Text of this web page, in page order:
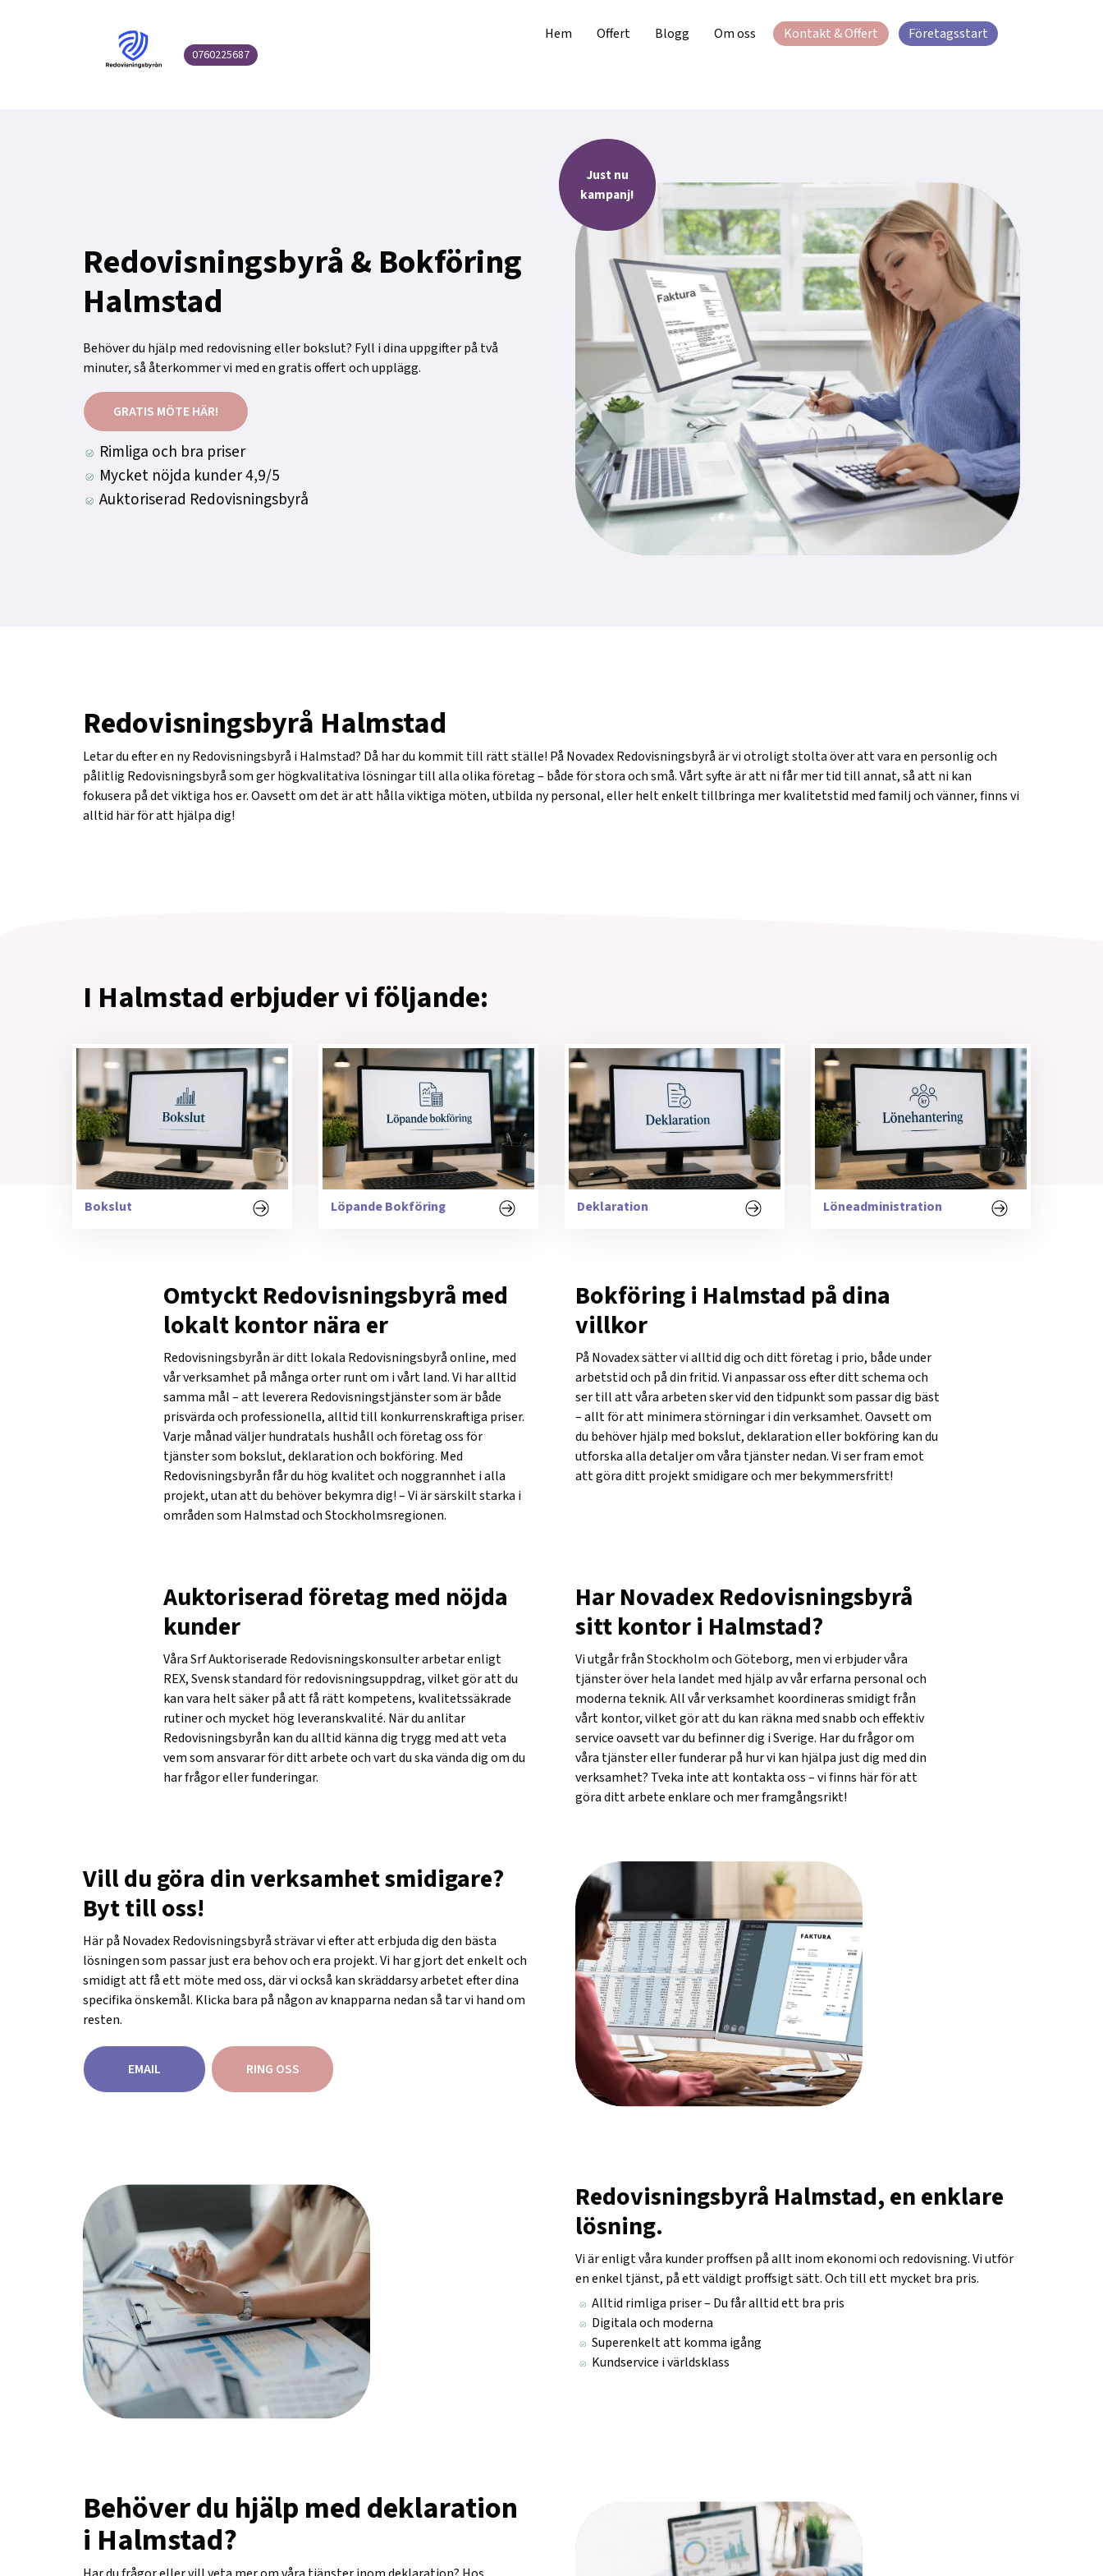
0760225687
Hem Offert Blogg Om oss Kontakt & Offert Företagsstart
Redovisningsbyrå & Bokföring
Halmstad
Behöver du hjälp med redovisning eller bokslut? Fyll i dina uppgifter på två
minuter, så återkommer vi med en gratis offert och upplägg.
GRATIS MÖTE HÄR!
Rimliga och bra priser
Mycket nöjda kunder 4,9/5
Auktoriserad Redovisningsbyrå
Just nu
kampanj!
Redovisningsbyrå Halmstad
Letar du efter en ny Redovisningsbyrå i Halmstad? Då har du kommit till rätt ställe! På Novadex Redovisningsbyrå är vi otroligt stolta över att vara en personlig och
pålitlig Redovisningsbyrå som ger högkvalitativa lösningar till alla olika företag – både för stora och små. Vårt syfte är att ni får mer tid till annat, så att ni kan
fokusera på det viktiga hos er. Oavsett om det är att hålla viktiga möten, utbilda ny personal, eller helt enkelt tillbringa mer kvalitetstid med familj och vänner, finns vi
alltid här för att hjälpa dig!
I Halmstad erbjuder vi följande:
Bokslut Löpande Bokföring Deklaration Löneadministration
Omtyckt Redovisningsbyrå med
lokalt kontor nära er
Redovisningsbyrån är ditt lokala Redovisningsbyrå online, med
vår verksamhet på många orter runt om i vårt land. Vi har alltid
samma mål – att leverera Redovisningstjänster som är både
prisvärda och professionella, alltid till konkurrenskraftiga priser.
Varje månad väljer hundratals hushåll och företag oss för
tjänster som bokslut, deklaration och bokföring. Med
Redovisningsbyrån får du hög kvalitet och noggrannhet i alla
projekt, utan att du behöver bekymra dig! – Vi är särskilt starka i
områden som Halmstad och Stockholmsregionen.
Bokföring i Halmstad på dina
villkor
På Novadex sätter vi alltid dig och ditt företag i prio, både under
arbetstid och på din fritid. Vi anpassar oss efter ditt schema och
ser till att våra arbeten sker vid den tidpunkt som passar dig bäst
– allt för att minimera störningar i din verksamhet. Oavsett om
du behöver hjälp med bokslut, deklaration eller bokföring kan du
utforska alla detaljer om våra tjänster nedan. Vi ser fram emot
att göra ditt projekt smidigare och mer bekymmersfritt!
Auktoriserad företag med nöjda
kunder
Våra Srf Auktoriserade Redovisningskonsulter arbetar enligt
REX, Svensk standard för redovisningsuppdrag, vilket gör att du
kan vara helt säker på att få rätt kompetens, kvalitetssäkrade
rutiner och mycket hög leveranskvalité. När du anlitar
Redovisningsbyrån kan du alltid känna dig trygg med att veta
vem som ansvarar för ditt arbete och vart du ska vända dig om du
har frågor eller funderingar.
Har Novadex Redovisningsbyrå
sitt kontor i Halmstad?
Vi utgår från Stockholm och Göteborg, men vi erbjuder våra
tjänster över hela landet med hjälp av vår erfarna personal och
moderna teknik. All vår verksamhet koordineras smidigt från
vårt kontor, vilket gör att du kan räkna med snabb och effektiv
service oavsett var du befinner dig i Sverige. Har du frågor om
våra tjänster eller funderar på hur vi kan hjälpa just dig med din
verksamhet? Tveka inte att kontakta oss – vi finns här för att
göra ditt arbete enklare och mer framgångsrikt!
Vill du göra din verksamhet smidigare?
Byt till oss!
Här på Novadex Redovisningsbyrå strävar vi efter att erbjuda dig den bästa
lösningen som passar just era behov och era projekt. Vi har gjort det enkelt och
smidigt att få ett möte med oss, där vi också kan skräddarsy arbetet efter dina
specifika önskemål. Klicka bara på någon av knapparna nedan så tar vi hand om
resten.
EMAIL RING OSS
Redovisningsbyrå Halmstad, en enklare
lösning.
Vi är enligt våra kunder proffsen på allt inom ekonomi och redovisning. Vi utför
en enkel tjänst, på ett väldigt proffsigt sätt. Och till ett mycket bra pris.
Alltid rimliga priser – Du får alltid ett bra pris
Digitala och moderna
Superenkelt att komma igång
Kundservice i världsklass
Behöver du hjälp med deklaration
i Halmstad?